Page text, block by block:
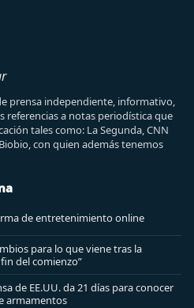
prensa independiente, informativo,
referencias a notas periodística que
tales como: La Segunda, CNN
con quien además tenemos
de entretenimiento online
para lo que viene tras la
del comienzo”
de EE.UU. da 21 días para conocer
armamentos